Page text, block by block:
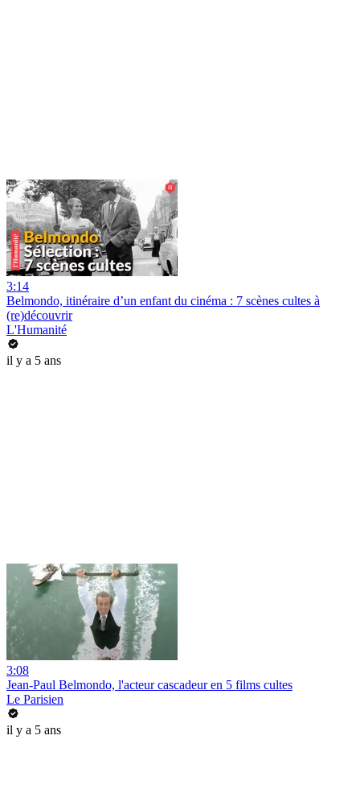
3:14
Belmondo, itinéraire d’un enfant du cinéma : 7 scènes cultes à
(re)découvrir
L'Humanité
il y a 5 ans
3:08
Jean-Paul Belmondo, l'acteur cascadeur en 5 films cultes
Le Parisien
il y a 5 ans